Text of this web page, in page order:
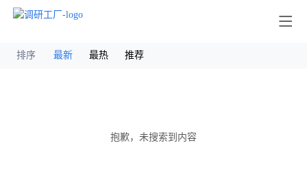
排序 最新 最热 推荐
抱歉，未搜索到内容